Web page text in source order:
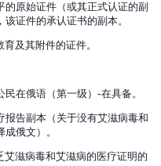
原始证件（或其正式认证的副
证件的承认证书的副本。
及其附件的证件。
在俄语（第一级）-在具备。
报告副本（关于没有艾滋病毒和
俄文）。
艾滋病毒和艾滋病的医疗证明的